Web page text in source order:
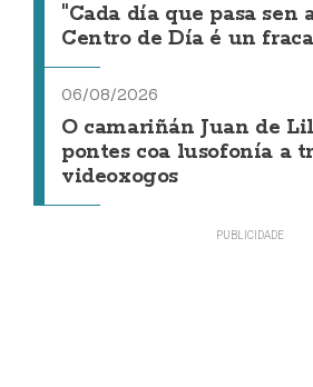
"Cada día que pasa sen
Centro de Día é un
06/08/2026
O camariñán Juan de
pontes coa lusofonía a
videoxogos